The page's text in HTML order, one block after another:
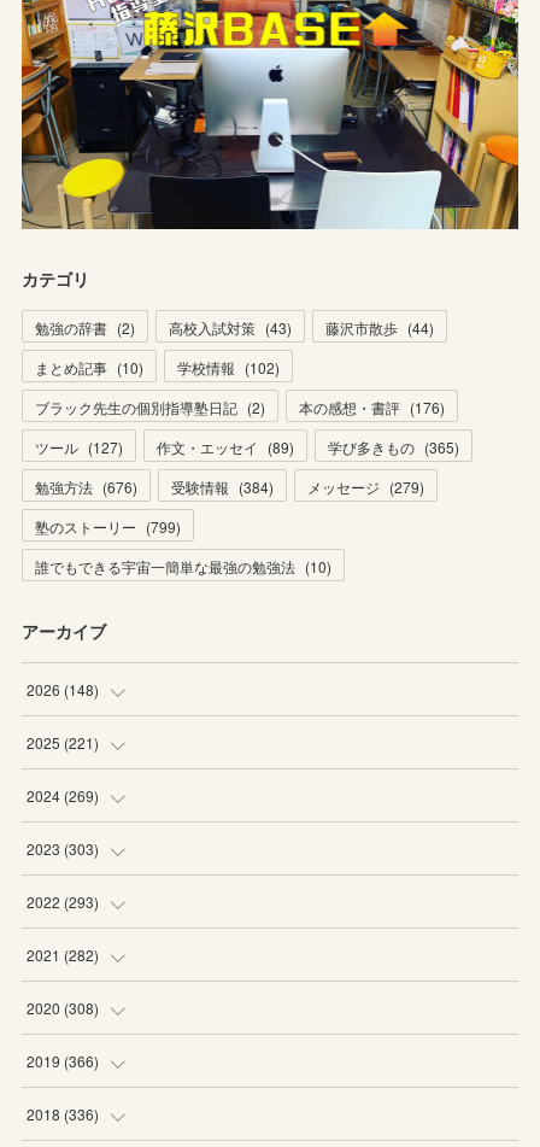
カテゴリ
勉強の辞書 (2) 高校入試対策 (43) 藤沢市散歩 (44)
まとめ記事 (10) 学校情報 (102)
ブラック先生の個別指導塾日記 (2) 本の感想・書評 (176)
ツール (127) 作文・エッセイ (89) 学び多きもの (365)
勉強方法 (676) 受験情報 (384) メッセージ (279)
塾のストーリー (799)
誰でもできる宇宙一簡単な最強の勉強法 (10)
アーカイブ
2026 (148)
(6)
(22
(20
(19
2025 (221)
(19
(20
(19
(20
2024 (269)
(16
(16
(21
(20
2023 (303)
(27
(25
(29
(25
2022 (293)
(18
(27
(26
(25
2021 (282)
(19
(23
(27
2020 (308)
(22
(25
2019 (366)
(28
2018 (336)